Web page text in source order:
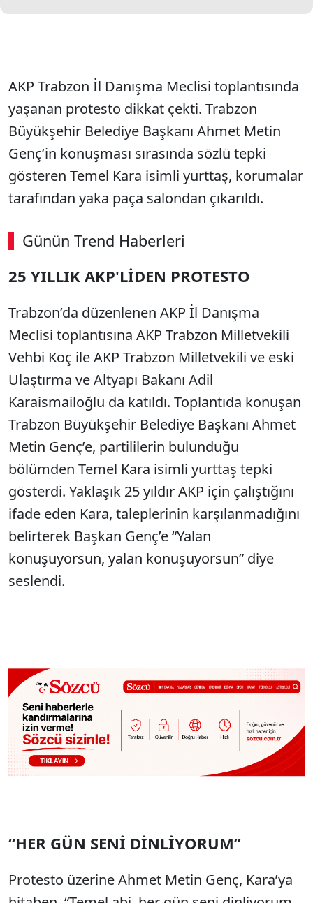
AKP Trabzon İl Danışma Meclisi toplantısında
yaşanan protesto dikkat çekti. Trabzon
Büyükşehir Belediye Başkanı Ahmet Metin
Genç’in konuşması sırasında sözlü tepki
gösteren Temel Kara isimli yurttaş, korumalar
tarafından yaka paça salondan çıkarıldı.
Günün Trend Haberleri
25 YILLIK AKP'LİDEN PROTESTO
Trabzon’da düzenlenen AKP İl Danışma
Meclisi toplantısına AKP Trabzon Milletvekili
Vehbi Koç ile AKP Trabzon Milletvekili ve eski
Ulaştırma ve Altyapı Bakanı Adil
Karaismailoğlu da katıldı. Toplantıda konuşan
Trabzon Büyükşehir Belediye Başkanı Ahmet
Metin Genç’e, partililerin bulunduğu
bölümden Temel Kara isimli yurttaş tepki
gösterdi. Yaklaşık 25 yıldır AKP için çalıştığını
ifade eden Kara, taleplerinin karşılanmadığını
belirterek Başkan Genç’e “Yalan
konuşuyorsun, yalan konuşuyorsun” diye
seslendi.
“HER GÜN SENİ DİNLİYORUM”
Protesto üzerine Ahmet Metin Genç, Kara’ya